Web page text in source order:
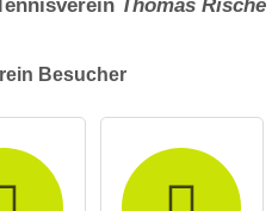
Thomas Rische
Besucher